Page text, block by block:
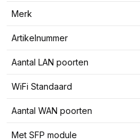
Merk
Artikelnummer
Aantal LAN poorten
WiFi Standaard
Aantal WAN poorten
Met SFP module